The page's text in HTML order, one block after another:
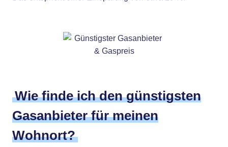
Wie finde ich den günstigsten
Gasanbieter für meinen
Wohnort?